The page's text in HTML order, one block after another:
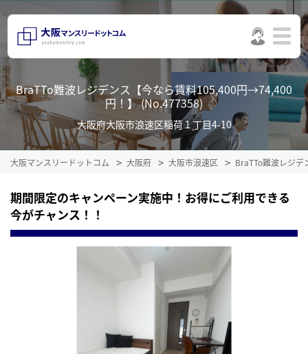
BraTTo難波レジデンス【今なら賃料105,400円→74,400
円！】 (No.477358)
大阪府大阪市浪速区稲荷１丁目4-10
大阪マンスリードットコム 大阪府 大阪市浪速区 BraTTo難波レジ
期間限定のキャンペーン実施中！お得にご利用できる
今がチャンス！！